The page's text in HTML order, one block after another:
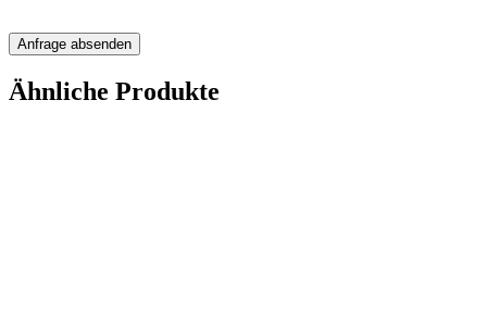
Ähnliche Produkte